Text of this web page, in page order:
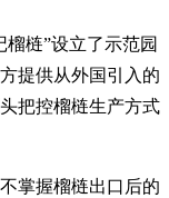
梿”设立了示范园
提供从外国引入的
把控榴梿生产方式
掌握榴梿出口后的